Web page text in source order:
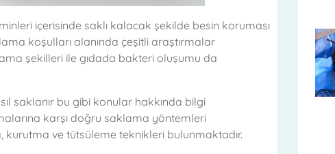
içerisinde saklı kalacak şekilde besin koruması
koşulları alanında çeşitli araştırmalar
şekilleri ile gıdada bakteri oluşumu da
saklanır bu gibi konular hakkında bilgi
karşı doğru saklama yöntemleri
kurutma ve tütsüleme teknikleri bulunmaktadır.